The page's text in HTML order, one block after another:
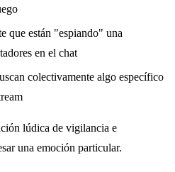
que están "espiando" una
en el chat
colectivamente algo específico
lúdica de vigilancia e
una emoción particular.